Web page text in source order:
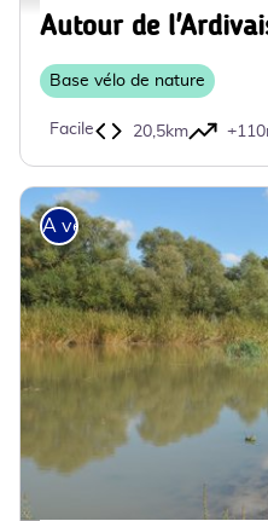
Autour de
Base vélo de nature
Facile 20,5km
A vélo